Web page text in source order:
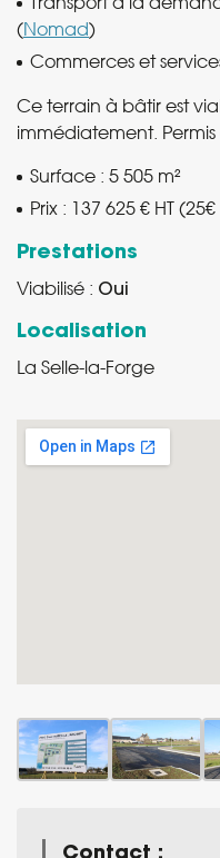
(Nomad)
Commerces et
Ce terrain à bâtir est
immédiatement.
Surface : 5 505 m²
Prix : 137 625 € HT
Prestations
Viabilisé : Oui
Localisation
La Selle-la-Forge
Contact :